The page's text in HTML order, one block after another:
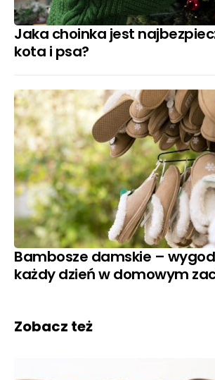
Jaka choinka jest
kota i psa?
Bambosze damskie –
każdy dzień w domowym
Zobacz też